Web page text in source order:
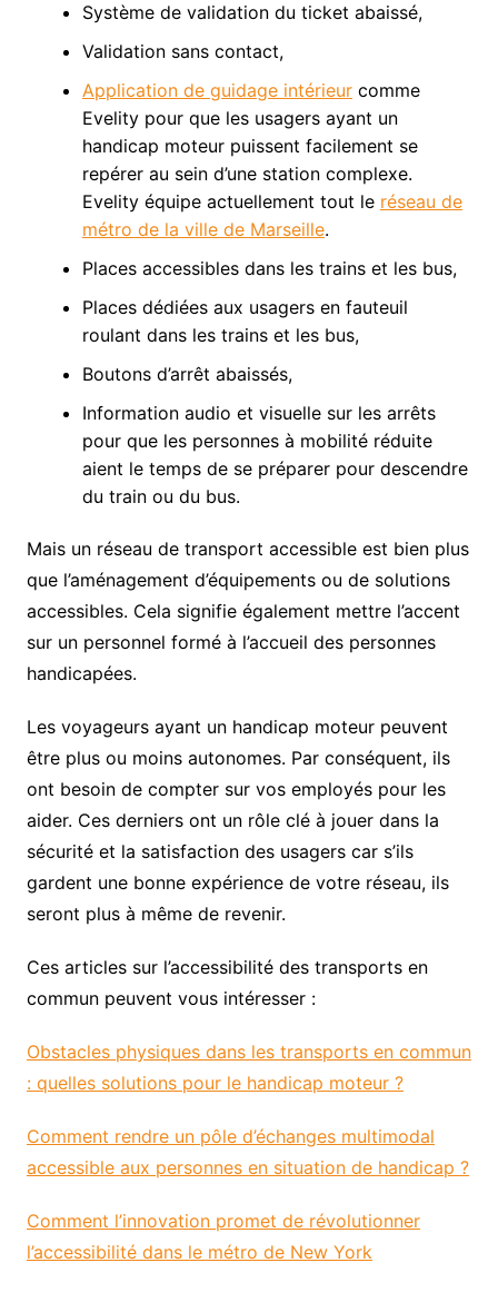
Système de validation du ticket abaissé,
Validation sans contact,
Application de guidage intérieurcomme
Evelity pour que les usagers ayant un
handicap moteur puissent facilement se
repérer au sein d’une station complexe.
Evelity équipe actuellement tout le réseau de
métro de la ville de Marseille.
Places accessibles dans les trains et les bus,
Places dédiées aux usagers en fauteuil
roulant dans les trains et les bus,
Boutons d’arrêt abaissés,
Information audio et visuelle sur les arrêts
pour que les personnes à mobilité réduite
aient le temps de se préparer pour descendre
du train ou du bus.
Mais un réseau de transport accessible est bien plus
que l’aménagement d’équipements ou de solutions
accessibles. Cela signifie également mettre l’accent
sur un personnel formé à l’accueil des personnes
handicapées.
Les voyageurs ayant un handicap moteur peuvent
être plus ou moins autonomes. Par conséquent, ils
ont besoin de compter sur vos employés pour les
aider. Ces derniers ont un rôle clé à jouer dans la
sécurité et la satisfaction des usagers car s’ils
gardent une bonne expérience de votre réseau, ils
seront plus à même de revenir.
Ces articles sur l’accessibilité des transports en
commun peuvent vous intéresser :
Obstacles physiques dans les transports en commun
: quelles solutions pour le handicap moteur ?
Comment rendre un pôle d’échanges multimodal
accessible aux personnes en situation de handicap ?
Comment l’innovation promet de révolutionner
l’accessibilité dans le métro de New York